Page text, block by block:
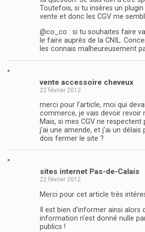
Toutefois, si tu insères un plugin
vente et donc les CGV me
@co_co : si tu souhaites faire
le faire auprès de la CNIL.
les connais malheureusement
"
vente accessoire cheveux
22 février 2012
merci pour l’article, moi qui
commerce, je vais devoir revoir
Mais, si mes CGV ne respectent
j’ai une amende, et j’ai un
dois fermer le site ?
"
sites internet Pas-de-Calais
22 février 2012
Merci pour cet article très
Il est bien d’informer ainsi alors
information n’est donné nulle
publics !